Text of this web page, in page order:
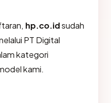
hp.co.idsudah
PT Digital
kategori
kami.